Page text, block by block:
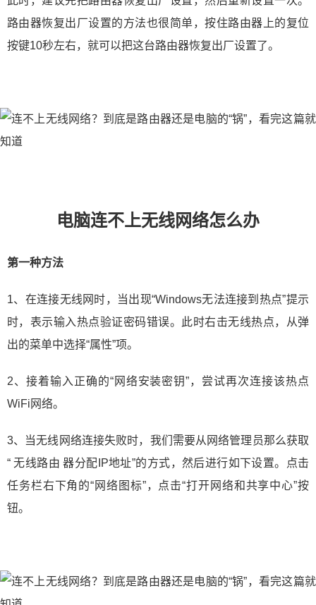
路由器恢复出厂设置的方法也很简单，按住路由器上的复位
按键10秒左右，就可以把这台路由器恢复出厂设置了。
电脑连不上无线网络怎么办
第一种方法
1、在连接无线网时，当出现“Windows无法连接到热点”提示
时，表示输入热点验证密码错误。此时右击无线热点，从弹
出的菜单中选择“属性”项。
2、接着输入正确的“网络安装密钥”，尝试再次连接该热点
WiFi网络。
3、当无线网络连接失败时，我们需要从网络管理员那么获取
“ 无线路由 器分配IP地址”的方式，然后进行如下设置。点击
任务栏右下角的“网络图标”，点击“打开网络和共享中心”按
钮。